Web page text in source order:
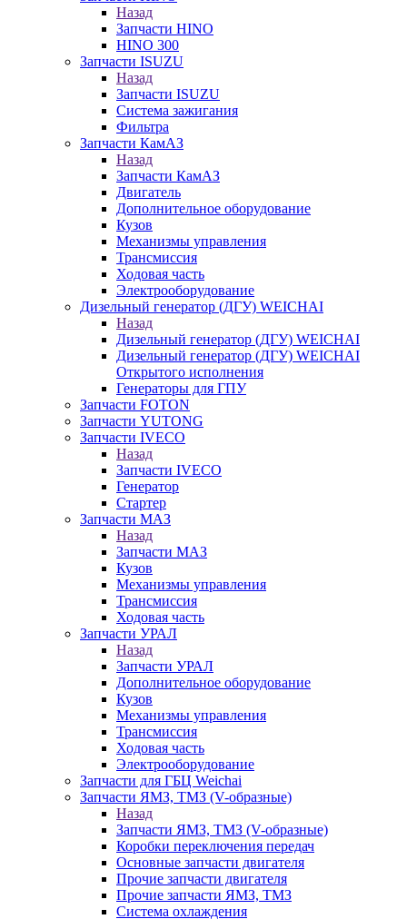
Назад
Запчасти HINO
HINO 300
Запчасти ISUZU
Назад
Запчасти ISUZU
Система зажигания
Фильтра
Запчасти КамАЗ
Назад
Запчасти КамАЗ
Двигатель
Дополнительное оборудование
Кузов
Механизмы управления
Трансмиссия
Ходовая часть
Электрооборудование
Дизельный генератор (ДГУ) WEICHAI
Назад
Дизельный генератор (ДГУ) WEICHAI
Дизельный генератор (ДГУ) WEICHAI
Открытого исполнения
Генераторы для ГПУ
Запчасти FOTON
Запчасти YUTONG
Запчасти IVECO
Назад
Запчасти IVECO
Генератор
Стартер
Запчасти МАЗ
Назад
Запчасти МАЗ
Кузов
Механизмы управления
Трансмиссия
Ходовая часть
Запчасти УРАЛ
Назад
Запчасти УРАЛ
Дополнительное оборудование
Кузов
Механизмы управления
Трансмиссия
Ходовая часть
Электрооборудование
Запчасти для ГБЦ Weichai
Запчасти ЯМЗ, ТМЗ (V-образные)
Назад
Запчасти ЯМЗ, ТМЗ (V-образные)
Коробки переключения передач
Основные запчасти двигателя
Прочие запчасти двигателя
Прочие запчасти ЯМЗ, ТМЗ
Система охлаждения